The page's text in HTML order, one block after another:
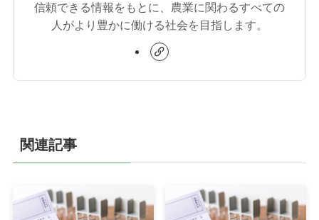
信頼できる情報をもとに、農業に関わるすべての
人がより豊かに働ける社会を目指します。
関連記事